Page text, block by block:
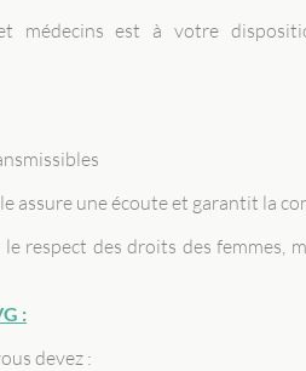
médecins est à votre
assure une écoute et garantit la
respect des droits des femmes,
:
devez :